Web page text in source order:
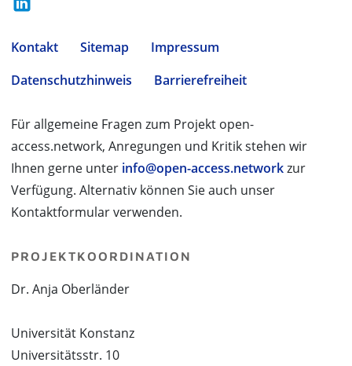
Kontakt Sitemap
Impressum
Datenschutzhinweis
Barrierefreiheit
Für allgemeine Fragen zum Projekt open-
access.network, Anregungen und Kritik stehen wir
Ihnen gerne unter info@open-access.networkzur
Verfügung. Alternativ können Sie auch unser
Kontaktformular verwenden.
PROJEKTKOORDINATION
Dr. Anja Oberländer
Universität Konstanz
Universitätsstr. 10